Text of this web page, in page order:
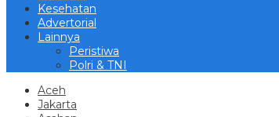
Kesehatan
Advertorial
Lainnya
Peristiwa
Polri & TNI
Aceh
Jakarta